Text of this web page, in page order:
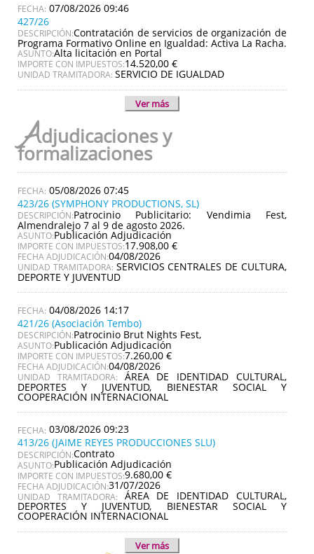
07/08/2026 09:46
427/26
DESCRIPCIÓN:Contratación de servicios de organización de
Programa Formativo Online en Igualdad: Activa La Racha.
ASUNTO:Alta licitación en Portal
IMPORTE CON IMPUESTOS:14.520,00 €
UNIDAD TRAMITADORA: SERVICIO DE IGUALDAD
Ver más
Adjudicaciones y
formalizaciones
05/08/2026 07:45
423/26 (SYMPHONY PRODUCTIONS, SL)
DESCRIPCIÓN:Patrocinio Publicitario: Vendimia Fest,
Almendralejo 7 al 9 de agosto 2026.
ASUNTO:Publicación Adjudicación
IMPORTE CON IMPUESTOS:17.908,00 €
FECHA ADJUDICACIÓN:04/08/2026
UNIDAD TRAMITADORA: SERVICIOS CENTRALES DE CULTURA,
DEPORTE Y JUVENTUD
04/08/2026 14:17
421/26 (Asociación Tembo)
DESCRIPCIÓN:Patrocinio Brut Nights Fest,
ASUNTO:Publicación Adjudicación
IMPORTE CON IMPUESTOS:7.260,00 €
FECHA ADJUDICACIÓN:04/08/2026
UNIDAD TRAMITADORA: ÁREA DE IDENTIDAD CULTURAL,
DEPORTES Y JUVENTUD, BIENESTAR SOCIAL Y
COOPERACIÓN INTERNACIONAL
03/08/2026 09:23
413/26 (JAIME REYES PRODUCCIONES SLU)
DESCRIPCIÓN:Contrato
ASUNTO:Publicación Adjudicación
IMPORTE CON IMPUESTOS:9.680,00 €
FECHA ADJUDICACIÓN:31/07/2026
UNIDAD TRAMITADORA: ÁREA DE IDENTIDAD CULTURAL,
DEPORTES Y JUVENTUD, BIENESTAR SOCIAL Y
COOPERACIÓN INTERNACIONAL
Ver más